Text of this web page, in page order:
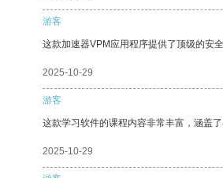
游客
这款加速器VPM应用程序提供了顶级的安全
2025-10-29
游客
这款学习软件的课程内容非常丰富，涵盖
2025-10-29